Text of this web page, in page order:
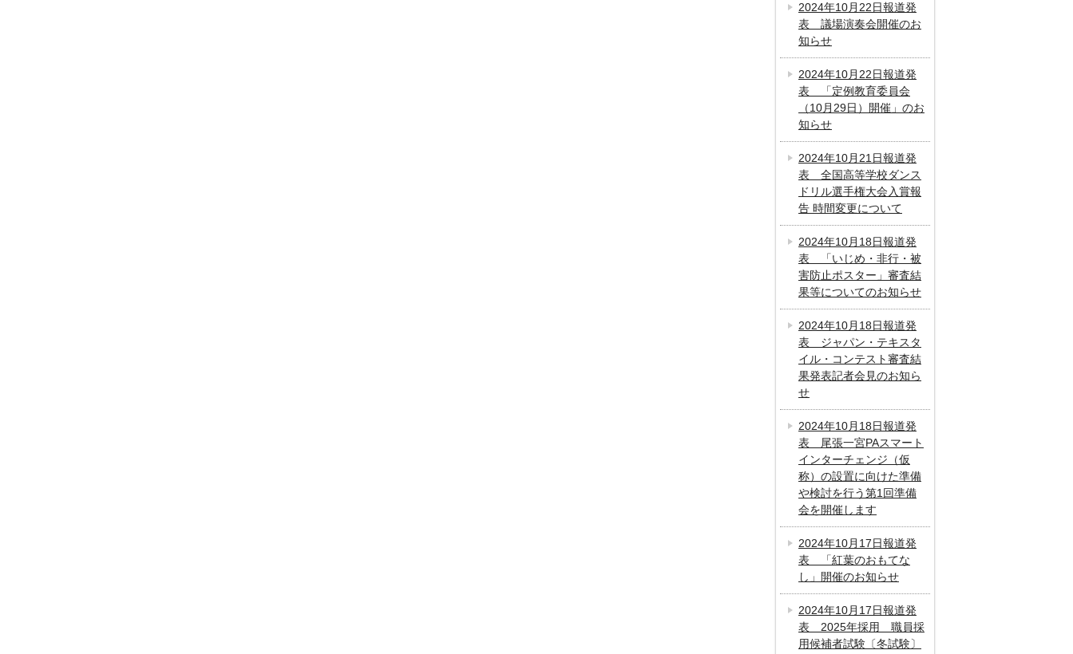
2024年10月22日報道発
表 議場演奏会開催のお
知らせ
2024年10月22日報道発
表 「定例教育委員会
（10月29日）開催」のお
知らせ
2024年10月21日報道発
表 全国高等学校ダンス
ドリル選手権大会入賞報
告 時間変更について
2024年10月18日報道発
表 「いじめ・非行・被
害防止ポスター」審査結
果等についてのお知らせ
2024年10月18日報道発
表 ジャパン・テキスタ
イル・コンテスト審査結
果発表記者会見のお知ら
せ
2024年10月18日報道発
表 尾張一宮PAスマート
インターチェンジ（仮
称）の設置に向けた準備
や検討を行う第1回準備
会を開催します
2024年10月17日報道発
表 「紅葉のおもてな
し」開催のお知らせ
2024年10月17日報道発
表 2025年採用 職員採
用候補者試験〔冬試験〕